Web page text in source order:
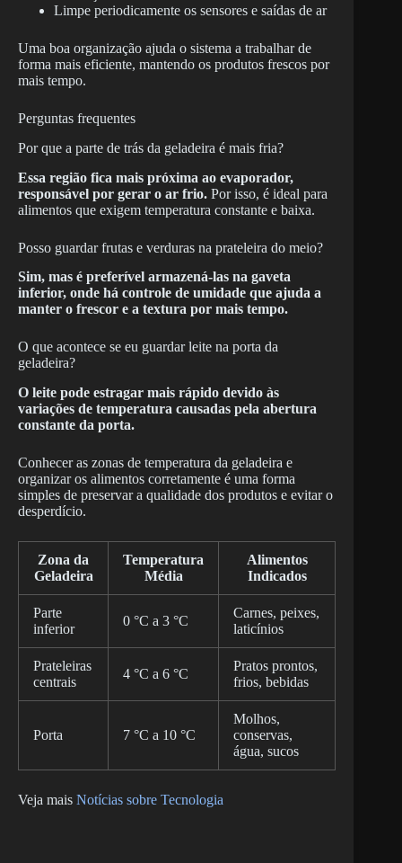
Limpe periodicamente os sensores e saídas de ar
Uma boa organização ajuda o sistema a trabalhar de
forma mais eficiente, mantendo os produtos frescos por
mais tempo.
Perguntas frequentes
Por que a parte de trás da geladeira é mais fria?
Essa região fica mais próxima ao evaporador,
responsável por gerar o ar frio. Por isso, é ideal para
alimentos que exigem temperatura constante e baixa.
Posso guardar frutas e verduras na prateleira do meio?
Sim, mas é preferível armazená-las na gaveta
inferior, onde há controle de umidade que ajuda a
manter o frescor e a textura por mais tempo.
O que acontece se eu guardar leite na porta da
geladeira?
O leite pode estragar mais rápido devido às
variações de temperatura causadas pela abertura
constante da porta.
Conhecer as zonas de temperatura da geladeira e
organizar os alimentos corretamente é uma forma
simples de preservar a qualidade dos produtos e evitar o
desperdício.
Zona da
Geladeira
Temperatura
Média
Alimentos
Indicados
Parte
inferior
0 °C a 3 °C
Carnes, peixes,
laticínios
Prateleiras
centrais
4 °C a 6 °C
Pratos prontos,
frios, bebidas
Porta 7 °C a 10 °C
Molhos,
conservas,
água, sucos
Veja mais Notícias sobre Tecnologia